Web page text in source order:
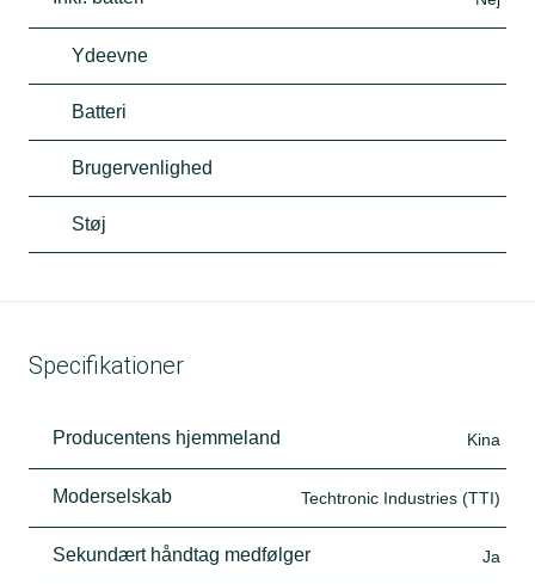
Ydeevne
Batteri
Brugervenlighed
Støj
Specifikationer
Producentens hjemmeland Kina
Moderselskab Techtronic Industries (TTI)
Sekundært håndtag medfølger Ja